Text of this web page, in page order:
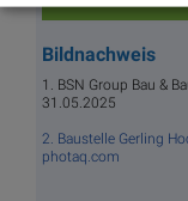
Bildnachweis
1. BSN Group Bau &
31.05.2025
2. Baustelle Gerling
photaq.com